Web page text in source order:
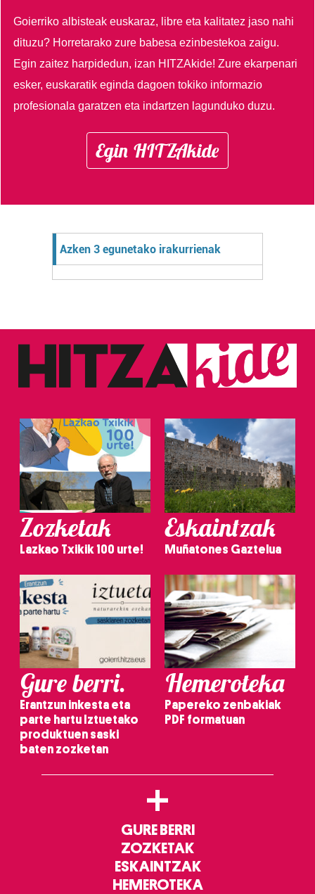
Goierriko albisteak euskaraz, libre eta kalitatez jaso nahi
dituzu? Horretarako zure babesa ezinbestekoa zaigu.
Egin zaitez harpidedun, izan HITZAkide!Zure ekarpenari
esker, euskaratik eginda dagoen tokiko informazio
profesionala garatzen eta indartzen lagunduko duzu.
Egin HITZAkide
Azken 3 egunetako irakurrienak
Zozketak
Lazkao Txikik 100 urte!
Eskaintzak
Muñatones Gaztelua
Gure berri.
Erantzun inkesta eta
parte hartu Iztuetako
produktuen saski
baten zozketan
Hemeroteka
Papereko zenbakiak
PDF formatuan
+
GURE BERRI
ZOZKETAK
ESKAINTZAK
HEMEROTEKA